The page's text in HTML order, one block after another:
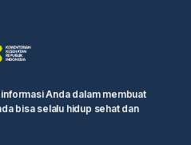
Anda dalam membuat
bisa selalu hidup sehat dan